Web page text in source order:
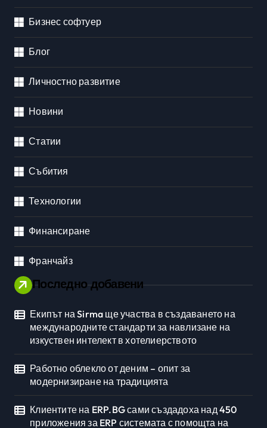
Бизнес софтуер
Блог
Личностно развитие
Новини
Статии
Събития
Технологии
Финансиране
Франчайз
Последно добавени
Екипът на Sirma ще участва в създаването на
международните стандарти за навлизане на
изкуствен интелект в хотелиерството
Работно облекло от деним – опит за
модернизиране на традицията
Клиентите на ERP.BG сами създадоха над 450
приложения за ERP системата с помощта на